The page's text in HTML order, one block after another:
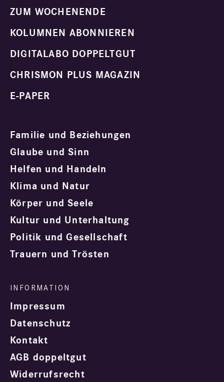
ZUM WOCHENENDE
KOLUMNEN ABONNIEREN
DIGITALABO DOPPELTGUT
CHRISMON PLUS MAGAZIN
E-PAPER
Familie und Beziehungen
Glaube und Sinn
Helfen und Handeln
Klima und Natur
Körper und Seele
Kultur und Unterhaltung
Politik und Gesellschaft
Trauern und Trösten
Impressum
Datenschutz
Kontakt
AGB doppeltgut
Widerrufsrecht